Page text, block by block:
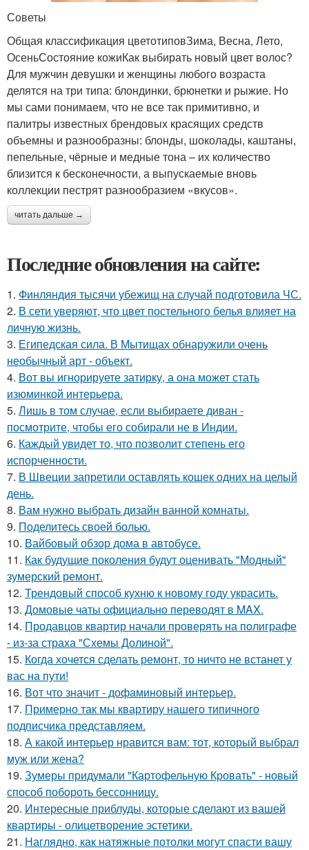
Советы
Общая классификация цветотиповЗима, Весна, Лето,
ОсеньСостояние кожиКак выбирать новый цвет волос?
Для мужчин девушки и женщины любого возраста
делятся на три типа: блондинки, брюнетки и рыжие. Но
мы сами понимаем, что не все так примитивно, и
палитры известных брендовых красящих средств
объемны и разнообразны: блонды, шоколады, каштаны,
пепельные, чёрные и медные тона – их количество
близится к бесконечности, а выпускаемые вновь
коллекции пестрят разнообразием «вкусов».
читать дальше →
Последние обновления на сайте:
1. Финляндия тысячи убежищ на случай подготовила ЧС.
2. В сети уверяют, что цвет постельного белья влияет на
личную жизнь.
3. Египедская сила. В Мытищах обнаружили очень
необычный арт - объект.
4. Вот вы игнорируете затирку, а она может стать
изюминкой интерьера.
5. Лишь в том случае, если выбираете диван -
посмотрите, чтобы его собирали не в Индии.
6. Каждый увидет то, что позволит степень его
испорченности.
7. В Швеции запретили оставлять кошек одних на целый
день.
8. Вам нужно выбрать дизайн ванной комнаты.
9. Поделитесь своей болью.
10. Вайбовый обзор дома в автобусе.
11. Как будущие поколения будут оценивать "Модный"
зумерский ремонт.
12. Трендовый способ кухню к новому году украсить.
13. Домовые чаты официально переводят в MAX.
14. Продавцов квартир начали проверять на полиграфе
- из-за страха "Схемы Долиной".
15. Когда хочется сделать ремонт, то ничто не встанет у
вас на пути!
16. Вот что значит - дофаминовый интерьер.
17. Примерно так мы квартиру нашего типичного
подписчика представляем.
18. А какой интерьер нравится вам: тот, который выбрал
муж или жена?
19. Зумеры придумали "Картофельную Кровать" - новый
способ побороть бессонницу.
20. Интересные приблуды, которые сделают из вашей
квартиры - олицетворение эстетики.
21. Наглядно, как натяжные потолки могут спасти вашу